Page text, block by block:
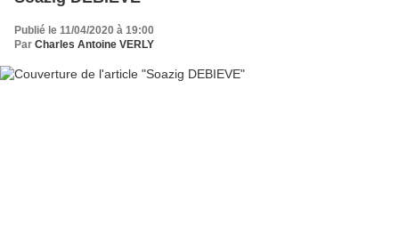
Publié le 11/04/2020 à 19:00
Par Charles Antoine VERLY